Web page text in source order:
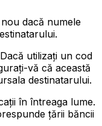
dacă numele
Dacă utilizați un cod
vă că această
destinatarului.
în întreaga lume.
țării băncii